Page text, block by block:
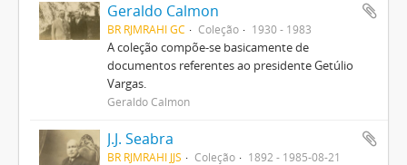
Geraldo Calmon
BR RJMRAHI GC Coleção 1930 - 1983
A coleção compõe-se basicamente de
documentos referentes ao presidente Getúlio
Vargas.
Geraldo Calmon
J.J. Seabra
BR RJMRAHI JJS Coleção 1892 - 1985-08-21